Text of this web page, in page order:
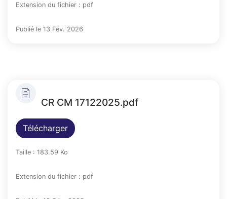
Extension du fichier : pdf
Publié le 13 Fév. 2026
CR CM 17122025.pdf
Télécharger
Taille : 183.59 Ko
Extension du fichier : pdf